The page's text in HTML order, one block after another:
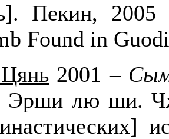
Пекин, 2005
Found in
2001 –
Эрши лю ши.